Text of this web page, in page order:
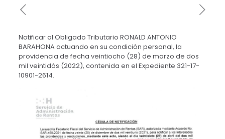
Notificar al Obligado Tributario RONALD ANTONIO
BARAHONA actuando en su condición personal, la
providencia de fecha veintiocho (28) de marzo de dos
mil veintidós (2022), contenida en el Expediente 321-17-
10901-2614.